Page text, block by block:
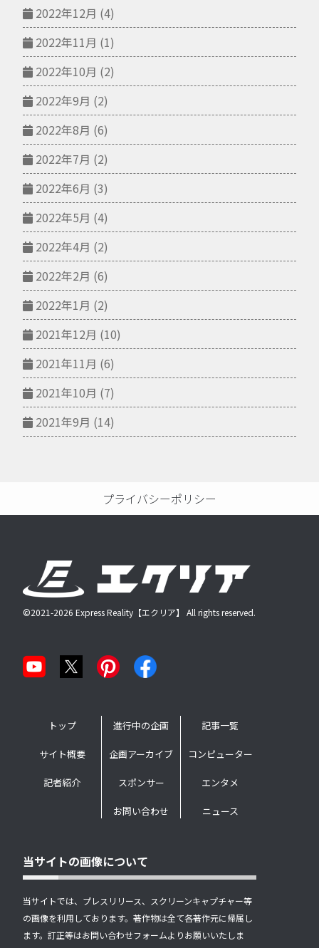
2022年12月 (4)
2022年11月 (1)
2022年10月 (2)
2022年9月 (2)
2022年8月 (6)
2022年7月 (2)
2022年6月 (3)
2022年5月 (4)
2022年4月 (2)
2022年2月 (6)
2022年1月 (2)
2021年12月 (10)
2021年11月 (6)
2021年10月 (7)
2021年9月 (14)
プライバシーポリシー
©2021-2026 Express Reality【エクリア】 All rights reserved.
トップ
サイト概要
記者紹介
進行中の企画
企画アーカイブ
スポンサー
お問い合わせ
記事一覧
コンピューター
エンタメ
ニュース
当サイトの画像について
当サイトでは、プレスリリース、スクリーンキャプチャー等
の画像を利用しております。著作物は全て各著作元に帰属し
ます。訂正等はお問い合わせフォームよりお願いいたしま